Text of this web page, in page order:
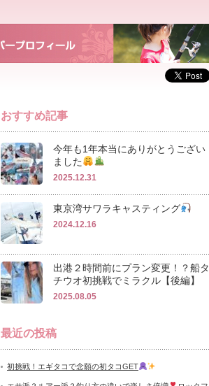
おすすめ記事
今年も1年本当にありがとうござい
ました
2025.12.31
東京湾サワラキャスティング
2024.12.16
出港２時間前にプラン変更！？船タ
チウオ初挑戦でミラクル【後編】
2025.08.05
最近の投稿
初挑戦！エギタコで念願の初タコGET